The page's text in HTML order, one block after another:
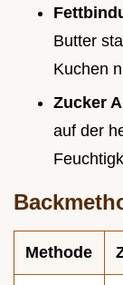
Butter
Kuchen
Zucker
auf der
Methode